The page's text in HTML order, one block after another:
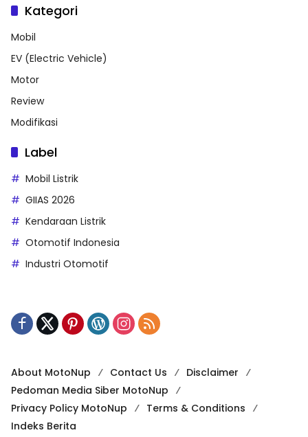
Kategori
Mobil
EV (Electric Vehicle)
Motor
Review
Modifikasi
Label
Mobil Listrik
GIIAS 2026
Kendaraan Listrik
Otomotif Indonesia
Industri Otomotif
About MotoNup Contact Us
Disclaimer
Pedoman Media Siber MotoNup
Privacy Policy MotoNup
Terms & Conditions
Indeks Berita